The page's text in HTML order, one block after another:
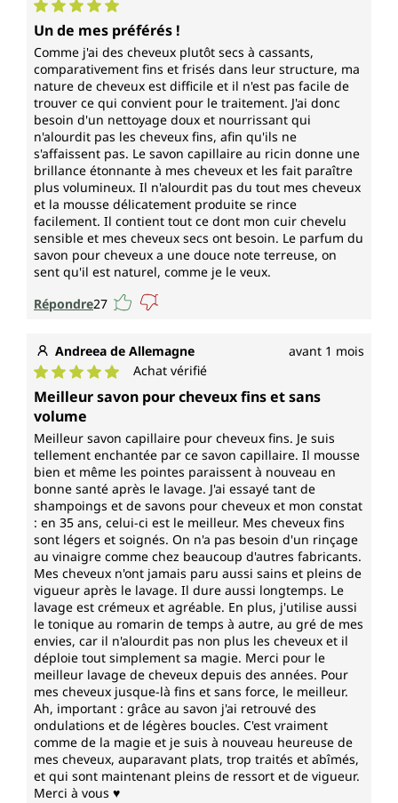
Note moyenne de 5 sur 5 étoiles
Un de mes préférés !
Comme j'ai des cheveux plutôt secs à cassants,
comparativement fins et frisés dans leur structure, ma
nature de cheveux est difficile et il n'est pas facile de
trouver ce qui convient pour le traitement. J'ai donc
besoin d'un nettoyage doux et nourrissant qui
n'alourdit pas les cheveux fins, afin qu'ils ne
s'affaissent pas. Le savon capillaire au ricin donne une
brillance étonnante à mes cheveux et les fait paraître
plus volumineux. Il n'alourdit pas du tout mes cheveux
et la mousse délicatement produite se rince
facilement. Il contient tout ce dont mon cuir chevelu
sensible et mes cheveux secs ont besoin. Le parfum du
savon pour cheveux a une douce note terreuse, on
sent qu'il est naturel, comme je le veux.
Répondre27
Andreea de Allemagne avant 1 mois
Note moyenne de 5 sur 5 étoiles
Achat vérifié
Meilleur savon pour cheveux fins et sans
volume
Meilleur savon capillaire pour cheveux fins. Je suis
tellement enchantée par ce savon capillaire. Il mousse
bien et même les pointes paraissent à nouveau en
bonne santé après le lavage. J'ai essayé tant de
shampoings et de savons pour cheveux et mon constat
: en 35 ans, celui-ci est le meilleur. Mes cheveux fins
sont légers et soignés. On n'a pas besoin d'un rinçage
au vinaigre comme chez beaucoup d'autres fabricants.
Mes cheveux n'ont jamais paru aussi sains et pleins de
vigueur après le lavage. Il dure aussi longtemps. Le
lavage est crémeux et agréable. En plus, j'utilise aussi
le tonique au romarin de temps à autre, au gré de mes
envies, car il n'alourdit pas non plus les cheveux et il
déploie tout simplement sa magie. Merci pour le
meilleur lavage de cheveux depuis des années. Pour
mes cheveux jusque-là fins et sans force, le meilleur.
Ah, important : grâce au savon j'ai retrouvé des
ondulations et de légères boucles. C'est vraiment
comme de la magie et je suis à nouveau heureuse de
mes cheveux, auparavant plats, trop traités et abîmés,
et qui sont maintenant pleins de ressort et de vigueur.
Merci à vous ♥️